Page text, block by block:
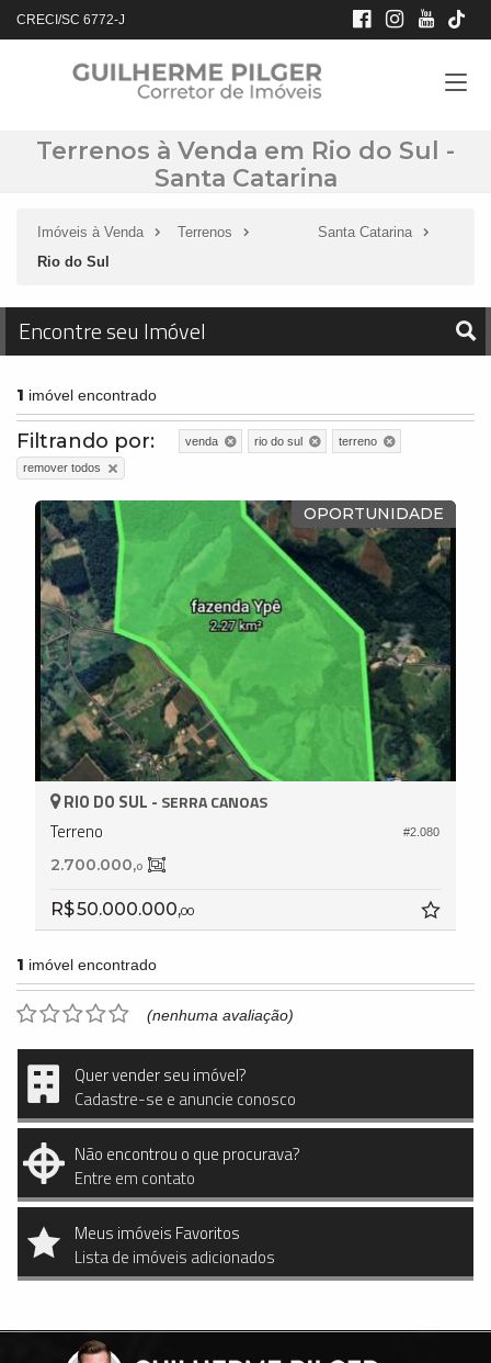
CRECI/SC 6772-J
Terrenos à Venda em Rio do Sul -
Santa Catarina
Imóveis à Venda Terrenos
Santa Catarina
Rio do Sul
Encontre seu Imóvel
1 imóvel encontrado
Filtrando por: venda rio do sul
terreno
remover todos
OPORTUNIDADE
#2.080
RIO DO SUL - SERRA CANOAS
Terreno
2.700.000,0
R$ 50.000.000,00
1 imóvel encontrado
(nenhuma avaliação)
Quer vender seu imóvel?
Cadastre-se e anuncie conosco
Não encontrou o que procurava?
Entre em contato
Meus imóveis Favoritos
Lista de imóveis adicionados